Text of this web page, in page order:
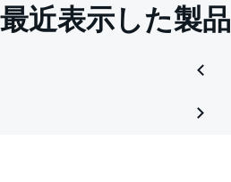
最近表示した製品